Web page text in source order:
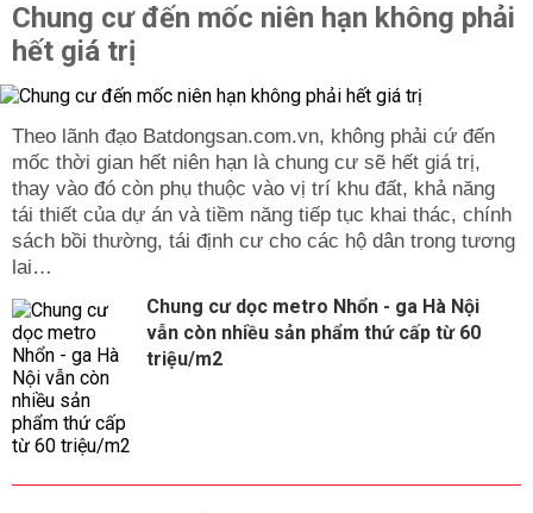
Chung cư đến mốc niên hạn không phải
hết giá trị
Theo lãnh đạo Batdongsan.com.vn, không phải cứ đến
mốc thời gian hết niên hạn là chung cư sẽ hết giá trị,
thay vào đó còn phụ thuộc vào vị trí khu đất, khả năng
tái thiết của dự án và tiềm năng tiếp tục khai thác, chính
sách bồi thường, tái định cư cho các hộ dân trong tương
lai…
Chung cư dọc metro Nhổn - ga Hà Nội
vẫn còn nhiều sản phẩm thứ cấp từ 60
triệu/m2